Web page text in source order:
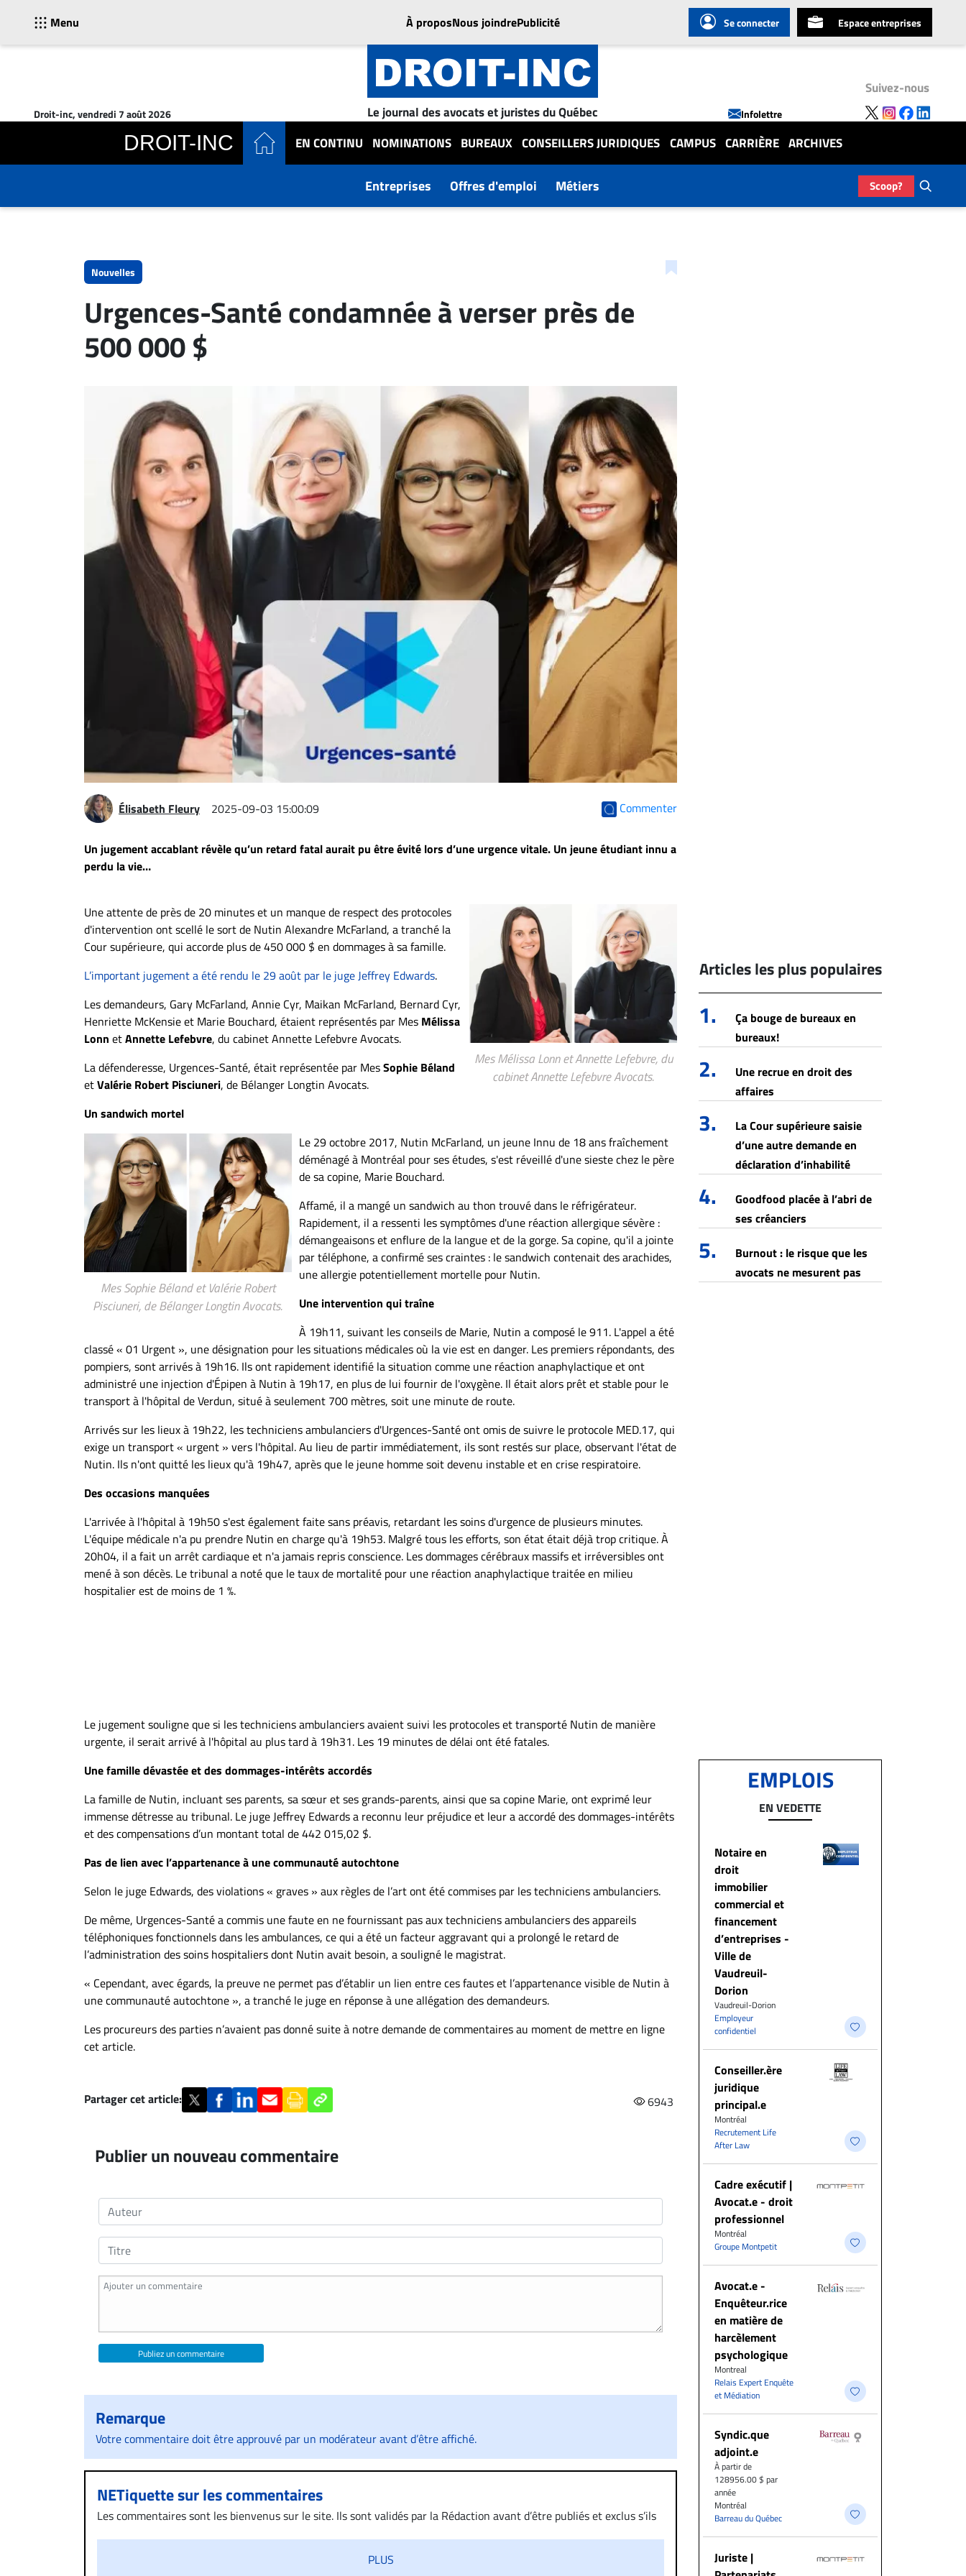
Menu À proposNous joindrePublicité Se connecter Espace entreprises
Droit-inc, vendredi 7 août 2026 Le journal des avocats et juristes du Québec Infolettre
Suivez-nous
DROIT-INC EN CONTINU NOMINATIONS BUREAUX CONSEILLERS JURIDIQUES CAMPUS CARRIÈRE ARCHIVES
Entreprises Offres d'emploi Métiers Scoop?
En
Nominations
Conseillers
CARRIÈRE
recrutements
TROUVEZ-
Nouvelles
Urgences-Santé condamnée à verser près de
500 000 $
Élisabeth Fleury 2025-09-03 15:00:09 Commenter
Un jugement accablant révèle qu’un retard fatal aurait pu être évité lors d’une urgence vitale. Un jeune étudiant innu a
perdu la vie…
Mes Mélissa Lonn et Annette Lefebvre, du
cabinet Annette Lefebvre Avocats.
Une attente de près de 20 minutes et un manque de respect des protocoles
d'intervention ont scellé le sort de Nutin Alexandre McFarland, a tranché la
Cour supérieure, qui accorde plus de 450 000 $ en dommages à sa famille.
L’important jugement a été rendu le 29 août par le juge Jeffrey Edwards.
Les demandeurs, Gary McFarland, Annie Cyr, Maikan McFarland, Bernard Cyr,
Henriette McKensie et Marie Bouchard, étaient représentés par Mes Mélissa
Lonn etAnnette Lefebvre, du cabinet Annette Lefebvre Avocats.
La défenderesse, Urgences-Santé, était représentée par MesSophie Béland
etValérie Robert Pisciuneri, de Bélanger Longtin Avocats.
Un sandwich mortel
Mes Sophie Béland et Valérie Robert
Pisciuneri, de Bélanger Longtin Avocats.
Le 29 octobre 2017, Nutin McFarland, un jeune Innu de 18 ans fraîchement
déménagé à Montréal pour ses études, s'est réveillé d'une sieste chez le père
de sa copine, Marie Bouchard.
Affamé, il a mangé un sandwich au thon trouvé dans le réfrigérateur.
Rapidement, il a ressenti les symptômes d'une réaction allergique sévère :
démangeaisons et enflure de la langue et de la gorge. Sa copine, qu'il a jointe
par téléphone, a confirmé ses craintes : le sandwich contenait des arachides,
une allergie potentiellement mortelle pour Nutin.
Une intervention qui traîne
À 19h11, suivant les conseils de Marie, Nutin a composé le 911. L'appel a été
classé « 01 Urgent », une désignation pour les situations médicales où la vie est en danger. Les premiers répondants, des
pompiers, sont arrivés à 19h16. Ils ont rapidement identifié la situation comme une réaction anaphylactique et ont
administré une injection d'Épipen à Nutin à 19h17, en plus de lui fournir de l'oxygène. Il était alors prêt et stable pour le
transport à l'hôpital de Verdun, situé à seulement 700 mètres, soit une minute de route.
Arrivés sur les lieux à 19h22, les techniciens ambulanciers d'Urgences-Santé ont omis de suivre le protocole MED.17, qui
exige un transport « urgent » vers l'hôpital. Au lieu de partir immédiatement, ils sont restés sur place, observant l'état de
Nutin. Ils n'ont quitté les lieux qu'à 19h47, après que le jeune homme soit devenu instable et en crise respiratoire.
Des occasions manquées
L'arrivée à l'hôpital à 19h50 s'est également faite sans préavis, retardant les soins d'urgence de plusieurs minutes.
L'équipe médicale n'a pu prendre Nutin en charge qu'à 19h53. Malgré tous les efforts, son état était déjà trop critique. À
20h04, il a fait un arrêt cardiaque et n'a jamais repris conscience. Les dommages cérébraux massifs et irréversibles ont
mené à son décès. Le tribunal a noté que le taux de mortalité pour une réaction anaphylactique traitée en milieu
hospitalier est de moins de 1 %.
Le jugement souligne que si les techniciens ambulanciers avaient suivi les protocoles et transporté Nutin de manière
urgente, il serait arrivé à l'hôpital au plus tard à 19h31. Les 19 minutes de délai ont été fatales.
Une famille dévastée et des dommages-intérêts accordés
La famille de Nutin, incluant ses parents, sa sœur et ses grands-parents, ainsi que sa copine Marie, ont exprimé leur
immense détresse au tribunal. Le juge Jeffrey Edwards a reconnu leur préjudice et leur a accordé des dommages-intérêts
et des compensations d’un montant total de 442 015,02 $.
Pas de lien avec l’appartenance à une communauté autochtone
Selon le juge Edwards, des violations « graves » aux règles de l’art ont été commises par les techniciens ambulanciers.
De même, Urgences-Santé a commis une faute en ne fournissant pas aux techniciens ambulanciers des appareils
téléphoniques fonctionnels dans les ambulances, ce qui a été un facteur aggravant qui a prolongé le retard de
l’administration des soins hospitaliers dont Nutin avait besoin, a souligné le magistrat.
« Cependant, avec égards, la preuve ne permet pas d’établir un lien entre ces fautes et l’appartenance visible de Nutin à
une communauté autochtone », a tranché le juge en réponse à une allégation des demandeurs.
Les procureurs des parties n’avaient pas donné suite à notre demande de commentaires au moment de mettre en ligne
cet article.
Partager cet article: 6943
Publier un nouveau commentaire
Publiez un commentaire
Remarque
Votre commentaire doit être approuvé par un modérateur avant d’être affiché.
NETiquette sur les commentaires
Les commentaires sont les bienvenus sur le site. Ils sont validés par la Rédaction avant d’être publiés et exclus s’ils
Si votre demande apparait légitime, le commentaire sera retiré sur le champ. Vous pouvez également utiliser
PLUS
Articles les plus populaires
1.
Ça bouge de bureaux en
bureaux!
2.
Une recrue en droit des
affaires
3.
La Cour supérieure saisie
d’une autre demande en
déclaration d’inhabilité
4.
Goodfood placée à l’abri de
ses créanciers
5.
Burnout : le risque que les
avocats ne mesurent pas
EMPLOIS
EN VEDETTE
Notaire en
droit
immobilier
commercial et
financement
d’entreprises -
Ville de
Vaudreuil-
Dorion
Vaudreuil-Dorion
Employeur
confidentiel
Conseiller.ère
juridique
principal.e
Montréal
Recrutement Life
After Law
Cadre exécutif |
Avocat.e - droit
professionnel
Montréal
Groupe Montpetit
Avocat.e -
Enquêteur.rice
en matière de
harcèlement
psychologique
Montreal
Relais Expert Enquête
et Médiation
Syndic.que
adjoint.e
À partir de
128956.00 $ par
année
Montréal
Barreau du Québec
Juriste |